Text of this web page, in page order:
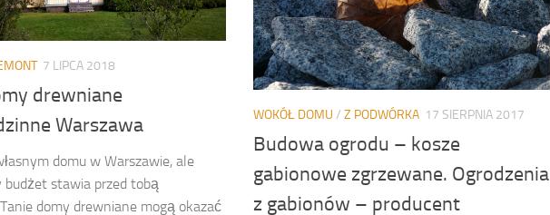
7 LIPCA 2018
drewniane
Warszawa
domu w Warszawie, ale
budżet stawia przed tobą
domy drewniane mogą okazać
WOKÓŁ DOMU / Z PODWÓRKA 17 SIERPNIA 2017
Budowa ogrodu – kosze
gabionowe zgrzewane. Ogrodzenia
z gabionów – producent